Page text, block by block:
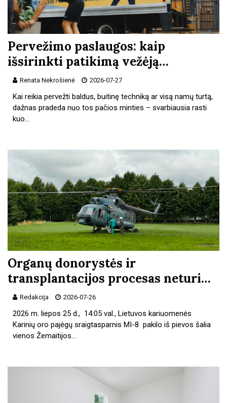
Pervežimo paslaugos: kaip
išsirinkti patikimą vežėją…
Renata Nekrošienė 2026-07-27
Kai reikia pervežti baldus, buitinę techniką ar visą namų turtą,
dažnas pradeda nuo tos pačios minties – svarbiausia rasti
kuo…
Organų donorystės ir
transplantacijos procesas neturi…
Redakcija 2026-07-26
2026 m. liepos 25 d., 14:05 val., Lietuvos kariuomenės
Karinių oro pajėgų sraigtasparnis MI-8 pakilo iš pievos šalia
vienos Žemaitijos…